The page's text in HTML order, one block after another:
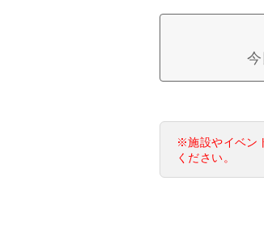
今
※施設やイベン
ください。